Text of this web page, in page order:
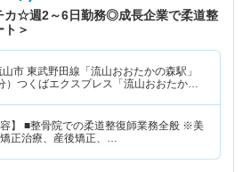
カ☆週2～6日勤務◎成長企業で柔道整
＞
山市 東武野田線「流山おおたかの森駅」
）つくばエクスプレス「流山おおたかの
容】 ■整骨院での柔道整復師業務全般 ※美
正治療、産後矯正、…